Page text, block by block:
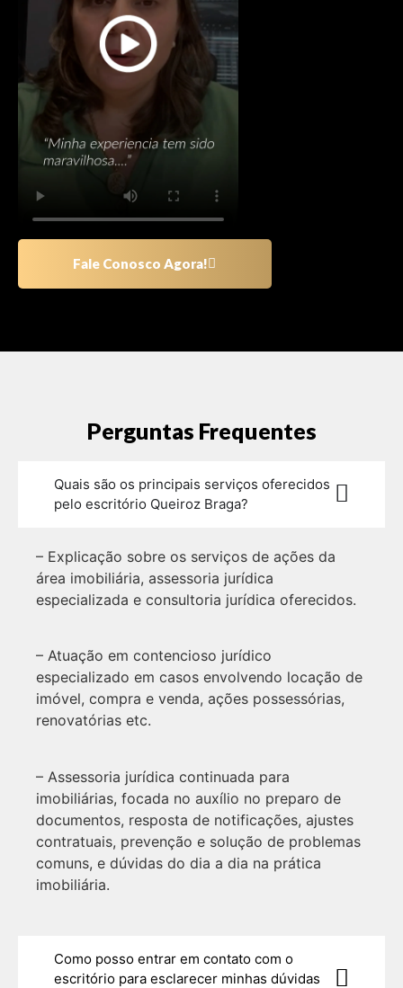
Fale Conosco Agora!
Perguntas Frequentes
Quais são os principais serviços oferecidos
pelo escritório Queiroz Braga?
– Explicação sobre os serviços de ações da
área imobiliária, assessoria jurídica
especializada e consultoria jurídica oferecidos.
– Atuação em contencioso jurídico
especializado em casos envolvendo locação de
imóvel, compra e venda, ações possessórias,
renovatórias etc.
– Assessoria jurídica continuada para
imobiliárias, focada no auxílio no preparo de
documentos, resposta de notificações, ajustes
contratuais, prevenção e solução de problemas
comuns, e dúvidas do dia a dia na prática
imobiliária.
Como posso entrar em contato com o
escritório para esclarecer minhas dúvidas